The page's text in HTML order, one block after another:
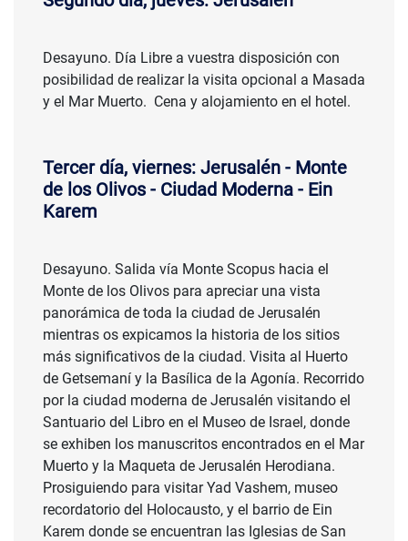
Desayuno. Día Libre a vuestra disposición con
posibilidad de realizar la visita opcional a Masada
y el Mar Muerto. Cena y alojamiento en el hotel.
Tercer día, viernes: Jerusalén - Monte
de los Olivos - Ciudad Moderna - Ein
Karem
Desayuno. Salida vía Monte Scopus hacia el
Monte de los Olivos para apreciar una vista
panorámica de toda la ciudad de Jerusalén
mientras os expicamos la historia de los sitios
más significativos de la ciudad. Visita al Huerto
de Getsemaní y la Basílica de la Agonía. Recorrido
por la ciudad moderna de Jerusalén visitando el
Santuario del Libro en el Museo de Israel, donde
se exhiben los manuscritos encontrados en el Mar
Muerto y la Maqueta de Jerusalén Herodiana.
Prosiguiendo para visitar Yad Vashem, museo
recordatorio del Holocausto, y el barrio de Ein
Karem donde se encuentran las Iglesias de San